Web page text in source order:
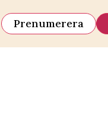
Prenumerera